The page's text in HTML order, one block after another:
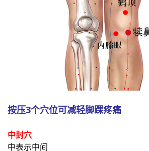
按压3个穴位可减轻脚踝疼痛
中封穴
中表示中间